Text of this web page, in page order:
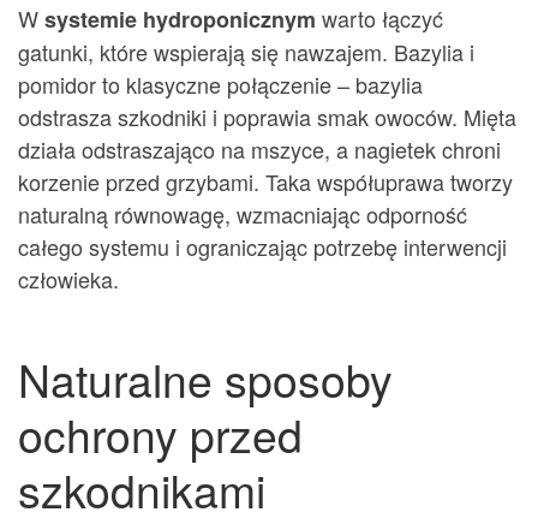
Wsystemie hydroponicznym warto łączyć
gatunki, które wspierają się nawzajem. Bazylia i
pomidor to klasyczne połączenie – bazylia
odstrasza szkodniki i poprawia smak owoców. Mięta
działa odstraszająco na mszyce, a nagietek chroni
korzenie przed grzybami. Taka współuprawa tworzy
naturalną równowagę, wzmacniając odporność
całego systemu i ograniczając potrzebę interwencji
człowieka.
Naturalne sposoby
ochrony przed
szkodnikami